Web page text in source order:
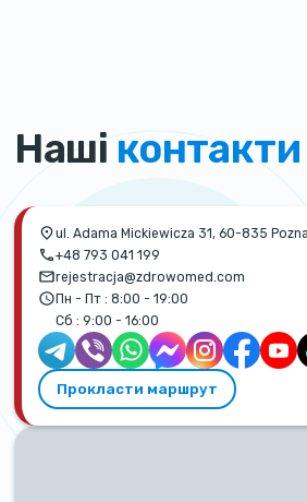
Наші контакти
ul. Adama Mickiewicza 31, 60-835
+48 793 041 199
rejestracja@zdrowomed.com
Пн - Пт : 8:00 - 19:00
Сб : 9:00 - 16:00
Прокласти маршрут